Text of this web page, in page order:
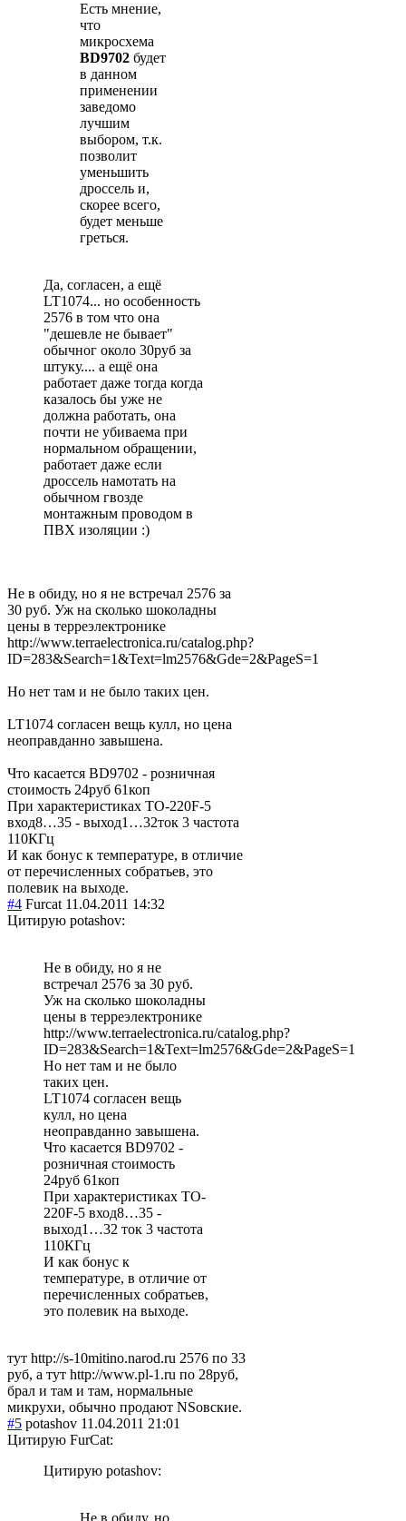
Есть мнение,
что
микросхема
BD9702 будет
в данном
применении
заведомо
лучшим
выбором, т.к.
позволит
уменьшить
дроссель и,
скорее всего,
будет меньше
греться.
Да, согласен, а ещё
LT1074... но особенность
2576 в том что она
"дешевле не бывает"
обычног около 30руб за
штуку.... а ещё она
работает даже тогда когда
казалось бы уже не
должна работать, она
почти не убиваема при
нормальном обращении,
работает даже если
дроссель намотать на
обычном гвозде
монтажным проводом в
ПВХ изоляции :)
Не в обиду, но я не встречал 2576 за
30 руб. Уж на сколько шоколадны
цены в терреэлектронике
http://www.terraelectronica.ru/catalog.php?
ID=283&Search=1&Text=lm2576&Gde=2&PageS=1
Но нет там и не было таких цен.
LT1074 согласен вещь кулл, но цена
неоправданно завышена.
Что касается BD9702 - розничная
стоимость 24руб 61коп
При характеристиках TO-220F-5
вход8…35 - выход1…32ток 3 частота
110КГц
И как бонус к температуре, в отличие
от перечисленных собратьев, это
полевик на выходе.
#4 Furcat 11.04.2011 14:32
Цитирую potashov:
Не в обиду, но я не
встречал 2576 за 30 руб.
Уж на сколько шоколадны
цены в терреэлектронике
http://www.terraelectronica.ru/catalog.php?
ID=283&Search=1&Text=lm2576&Gde=2&PageS=1
Но нет там и не было
таких цен.
LT1074 согласен вещь
кулл, но цена
неоправданно завышена.
Что касается BD9702 -
розничная стоимость
24руб 61коп
При характеристиках TO-
220F-5 вход8…35 -
выход1…32 ток 3 частота
110КГц
И как бонус к
температуре, в отличие от
перечисленных собратьев,
это полевик на выходе.
тут http://s-10mitino.narod.ru 2576 по 33
руб, а тут http://www.pl-1.ru по 28руб,
брал и там и там, нормальные
микрухи, обычно продают NSовские.
#5 potashov 11.04.2011 21:01
Цитирую FurCat:
Цитирую potashov:
Не в обиду, но